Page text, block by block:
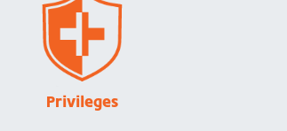
Privileges